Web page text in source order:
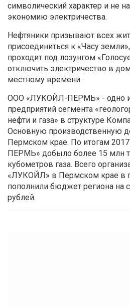
символический характер и не
экономию электричества.
Нефтяники призывают всех
присоединиться к «Часу
проходит под лозунгом
отключить электричество в
местному времени.
ООО «ЛУКОЙЛ-ПЕРМЬ» - одно
предприятий сегмента
нефти и газа» в структуре
Основную производственную
Пермском крае. По итогам
ПЕРМЬ» добыло более 15 млн
кубометров газа. Всего
«ЛУКОЙЛ» в Пермском крае в
пополнили бюджет региона
рублей.